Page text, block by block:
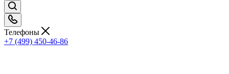
Телефоны
+7 (499) 450-46-86